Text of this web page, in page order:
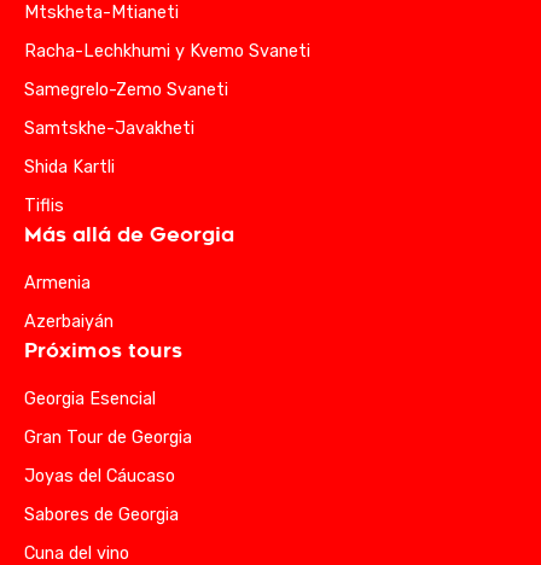
Mtskheta-Mtianeti
Racha-Lechkhumi y Kvemo Svaneti
Samegrelo-Zemo Svaneti
Samtskhe-Javakheti
Shida Kartli
Tiflis
Más allá de Georgia
Armenia
Azerbaiyán
Próximos tours
Georgia Esencial
Gran Tour de Georgia
Joyas del Cáucaso
Sabores de Georgia
Cuna del vino